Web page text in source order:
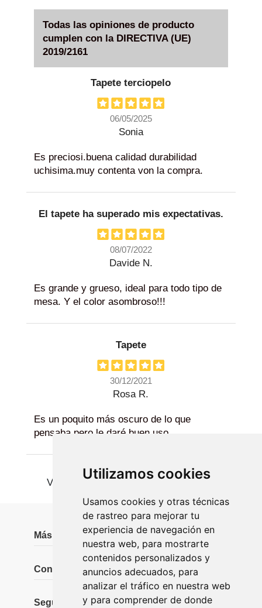
Utilizamos cookies
Usamos cookies y otras técnicas
de rastreo para mejorar tu
experiencia de navegación en
nuestra web, para mostrarte
contenidos personalizados y
anuncios adecuados, para
analizar el tráfico en nuestra web
y para comprender de donde
Todas las opiniones de producto
cumplen con la DIRECTIVA (UE)
2019/2161
Tapete terciopelo
06/05/2025
Sonia
Es preciosi.buena calidad durabilidad
uchisima.muy contenta von la compra.
El tapete ha superado mis expectativas.
08/07/2022
Davide N.
Es grande y grueso, ideal para todo tipo de
mesa. Y el color asombroso!!!
Tapete
30/12/2021
Rosa R.
Es un poquito más oscuro de lo que
pensaba pero le daré buen uso.
Ver más
Más información
Contáctanos
Seguidores